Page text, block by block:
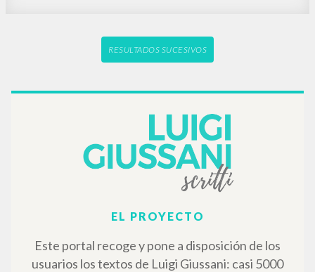
RESULTADOS SUCESIVOS
EL PROYECTO
Este portal recoge y pone a disposición de los
usuarios los textos de Luigi Giussani: casi 5000